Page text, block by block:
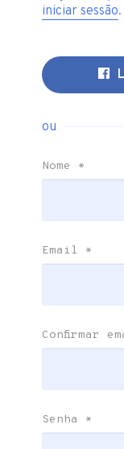
iniciar sessão.
ou
Nome *
Email *
Confirmar
Senha *